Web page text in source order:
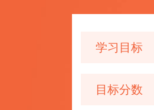
学习目标
目标分数